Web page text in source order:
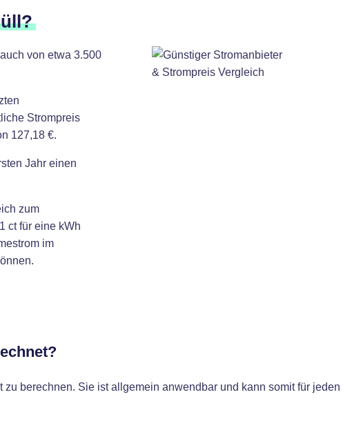
von etwa 3.500
Strompreis
127,18 €.
Jahr einen
zum
ct für eine kWh
im
berechnen. Sie ist allgemein anwendbar und kann somit für jeden